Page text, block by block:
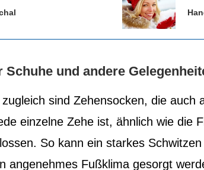
und andere
sind Zehensocken, die auch
einzelne Zehe ist, ähnlich wie die
So kann ein starkes
angenehmes Fußklima gesorgt